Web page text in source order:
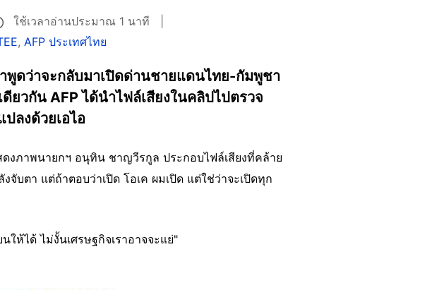
ใช้เวลาอ่านประมาณ 1 นาที
, AFP ประเทศไทย
พูดว่าจะกลับมาเปิดด่านชายแดนไทย-กัมพูชา
ยวกัน AFP ได้นำไฟล์เสียงในคลิปไปตรวจ
ลงด้วยเอไอ
ภาพนายกฯ อนุทิน ชาญวีรกูล ประกอบไฟล์เสียงที่คล้าย
จับตา แต่ถ้าตอบว่าเปิด โอเค ผมเปิด แต่ใช่ว่าจะเปิดทุก
ห้ได้ ไม่งั้นเศรษฐกิจเราอาจจะแย่"